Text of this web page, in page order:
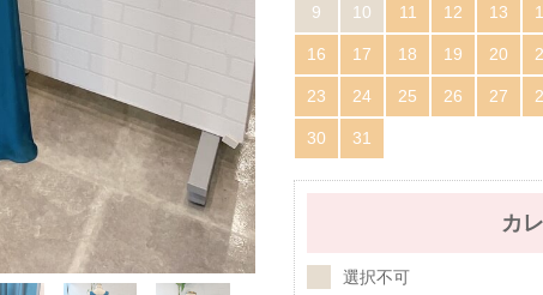
9 10 11 12 13
16 17 18 19 20
23 24 25 26 27
30 31
カ
選択不可